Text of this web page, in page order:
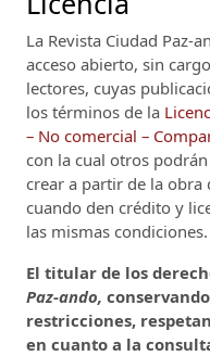
La Revista Ciudad Paz-
acceso abierto, sin
lectores, cuyas
los términos de la
– No comercial –
con la cual otros
crear a partir de la
cuando den crédito y
las mismas condiciones.
El titular de los
Paz-ando,
restricciones,
en cuanto a la